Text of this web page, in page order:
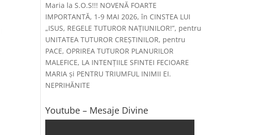
Maria la S.O.S!!! NOVENĂ FOARTE
IMPORTANTĂ, 1-9 MAI 2026, în CINSTEA LUI
„ISUS, REGELE TUTUROR NAȚIUNILOR!”, pentru
UNITATEA TUTUROR CREȘTINILOR, pentru
PACE, OPRIREA TUTUROR PLANURILOR
MALEFICE, LA INTENȚIILE SFINTEI FECIOARE
MARIA și PENTRU TRIUMFUL INIMII EI.
NEPRIHĂNITE
Youtube – Mesaje Divine